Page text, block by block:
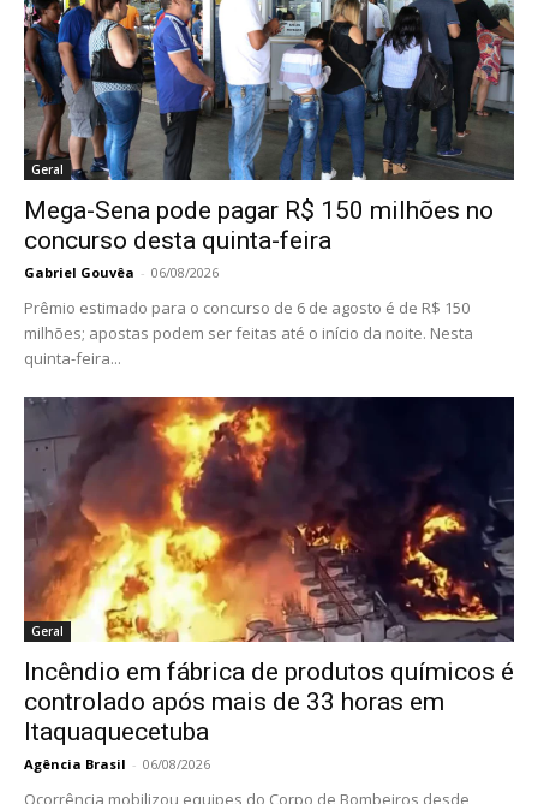
Geral
Mega-Sena pode pagar R$ 150 milhões no
concurso desta quinta-feira
Gabriel Gouvêa - 06/08/2026
Prêmio estimado para o concurso de 6 de agosto é de R$ 150
milhões; apostas podem ser feitas até o início da noite. Nesta
quinta-feira...
Geral
Incêndio em fábrica de produtos químicos é
controlado após mais de 33 horas em
Itaquaquecetuba
Agência Brasil - 06/08/2026
Ocorrência mobilizou equipes do Corpo de Bombeiros desde